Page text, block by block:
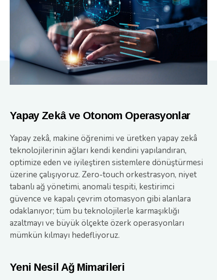
Yapay Zekâ ve Otonom Operasyonlar
Yapay zekâ, makine öğrenimi ve üretken yapay zekâ
teknolojilerinin ağları kendi kendini yapılandıran,
optimize eden ve iyileştiren sistemlere dönüştürmesi
üzerine çalışıyoruz. Zero-touch orkestrasyon, niyet
tabanlı ağ yönetimi, anomali tespiti, kestirimci
güvence ve kapalı çevrim otomasyon gibi alanlara
odaklanıyor; tüm bu teknolojilerle karmaşıklığı
azaltmayı ve büyük ölçekte özerk operasyonları
mümkün kılmayı hedefliyoruz.
Yeni Nesil Ağ Mimarileri